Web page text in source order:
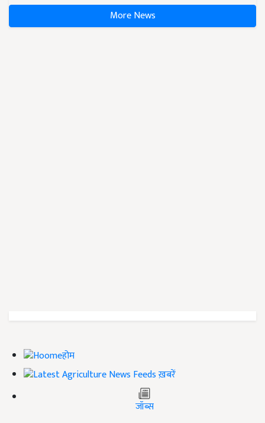
More News
होम
ख़बरें
जॉब्स